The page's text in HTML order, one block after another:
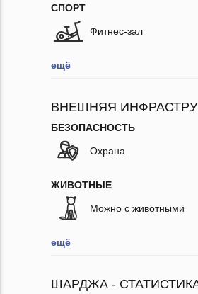
СПОРТ
Фитнес-зал
ещё
ВНЕШНЯЯ
БЕЗОПАСНОСТЬ
Охрана
ЖИВОТНЫЕ
Можно с животными
ещё
ШАРДЖА -